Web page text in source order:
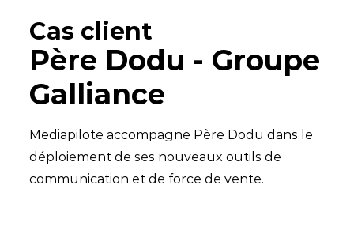
Cas client
Père Dodu - Groupe
Galliance
Mediapilote accompagne Père Dodu dans le
déploiement de ses nouveaux outils de
communication et de force de vente.